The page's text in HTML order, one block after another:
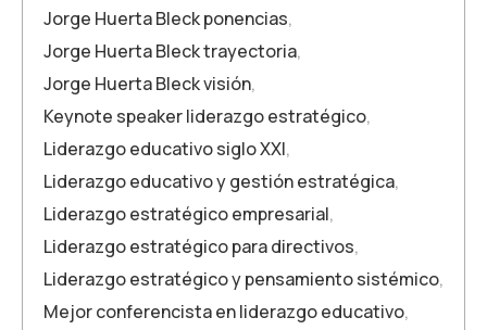
Jorge Huerta Bleck ponencias,
Jorge Huerta Bleck trayectoria,
Jorge Huerta Bleck visión,
Keynote speaker liderazgo estratégico,
Liderazgo educativo siglo XXI,
Liderazgo educativo y gestión estratégica,
Liderazgo estratégico empresarial,
Liderazgo estratégico para directivos,
Liderazgo estratégico y pensamiento sistémico,
Mejor conferencista en liderazgo educativo,